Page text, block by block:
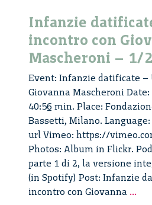
Infanzie
incontro con
Mascheroni – 1/2
Event: Infanzie datificate –
Giovanna Mascheroni Date:
40:56 min. Place:
Bassetti, Milano.
url Vimeo: https://
Photos: Album in Flickr.
parte 1 di 2, la versione
(in Spotify) Post: Infanzie
incontro con Giovanna ...